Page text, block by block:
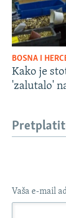
BOSNA I
Kako je
'zalutalo'
Vaša e-mail